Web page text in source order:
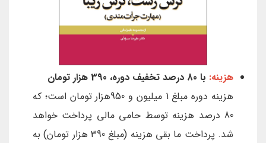
هزینه: با 80 درصد تخفیف دوره، 390 هزار تومان
هزینه دوره مبلغ 1 میلیون و 950هزار تومان است؛ که
80 درصد هزینه توسط حامی مالی پرداخت خواهد
شد. پرداخت ما بقی هزینه (مبلغ 390 هزار تومان) به